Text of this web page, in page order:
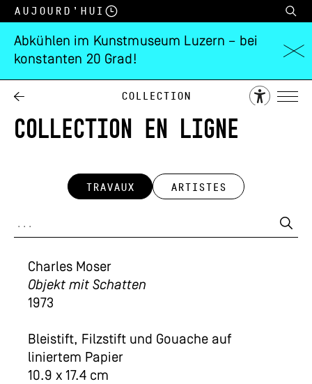
Aujourd’hui
Abkühlen im Kunstmuseum Luzern – bei
konstanten 20 Grad!
Collection
COLLECTION EN LIGNE
TRAVAUX ARTISTES
Charles Moser
Objekt mit Schatten
1973
Bleistift, Filzstift und Gouache auf
liniertem Papier
10.9 x 17.4 cm